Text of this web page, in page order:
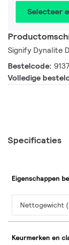
Selecteer
Signify Dynalite
Bestelcode:
Volledige
Specificaties
Eigenschappen
Nettogewicht
Keurmerken en